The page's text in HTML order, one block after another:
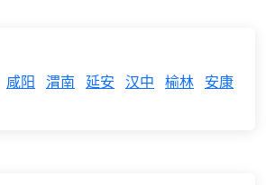
咸阳 渭南 延安 汉中 榆林 安康